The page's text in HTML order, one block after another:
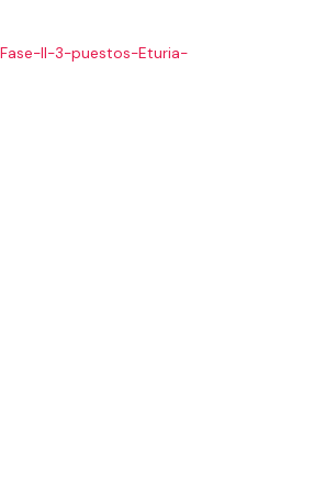
II-3-puestos-Eturia-